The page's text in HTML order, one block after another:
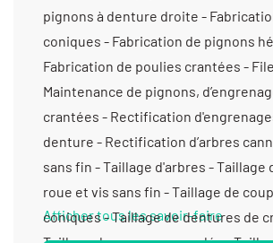
pignons à denture droite -
coniques - Fabrication de pignons
Fabrication de poulies crantées -
Maintenance de pignons,
crantées - Rectification
denture - Rectification d’arbres
sans fin - Taillage d'arbres - Taillage
roue et vis sans fin - Taillage de
coniques - Taillage de dentures de
Afficher tous les savoir-faire